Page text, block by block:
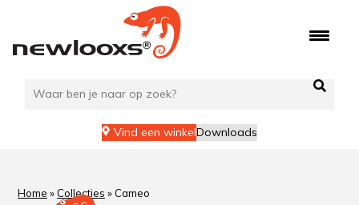
Vind een winkelDownloads
Home » Collecties » Cameo